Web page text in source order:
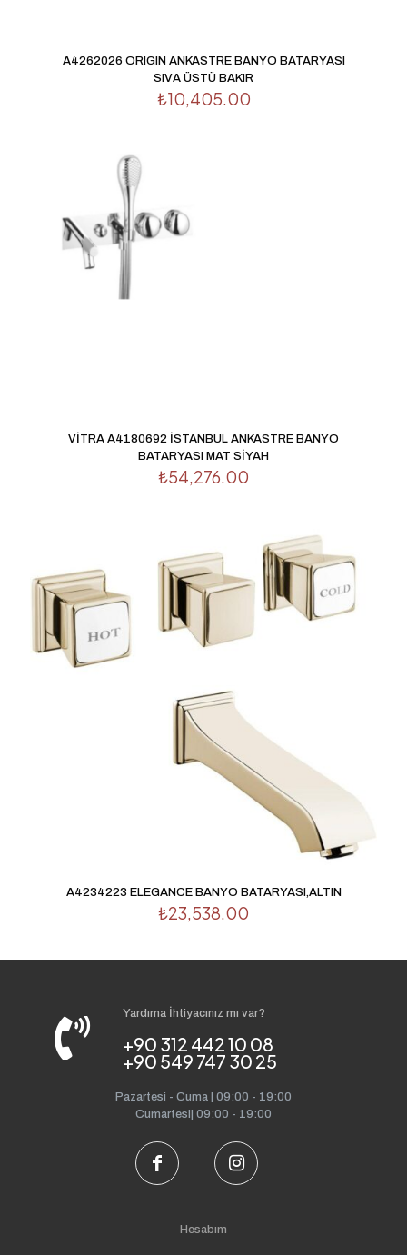
A4262026 ORIGIN ANKASTRE BANYO BATARYASI
SIVA ÜSTÜ BAKIR
₺10,405.00
VİTRA A4180692 İSTANBUL ANKASTRE BANYO
BATARYASI MAT SİYAH
₺54,276.00
A4234223 ELEGANCE BANYO BATARYASI,ALTIN
₺23,538.00
Yardıma İhtiyacınız mı var?
+90 312 442 10 08
+90 549 747 30 25
Pazartesi - Cuma | 09:00 - 19:00
Cumartesi| 09:00 - 19:00
Hesabım